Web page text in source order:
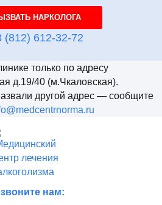
НАРКОЛОГА
(812) 612-32-72
только по адресу
д.19/40 (м.Чкаловская).
другой адрес — сообщите
нам: